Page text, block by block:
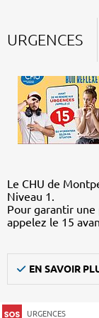
URGENCES
Le CHU de
Niveau 1.
Pour garantir une
appelez le 15
EN SAVOIR
URGENCES